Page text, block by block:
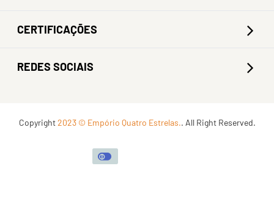
CERTIFICAÇÕES
REDES SOCIAIS
Copyright2023 © Empório Quatro Estrelas.. All Right Reserved.